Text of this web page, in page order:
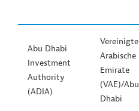
Abu Dhabi
Investment
Authority
(ADIA)
Vereinigte
Arabische
Emirate
(VAE)/Abu
Dhabi